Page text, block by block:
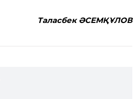
Таласбек ӘСЕМҚҰЛОВ